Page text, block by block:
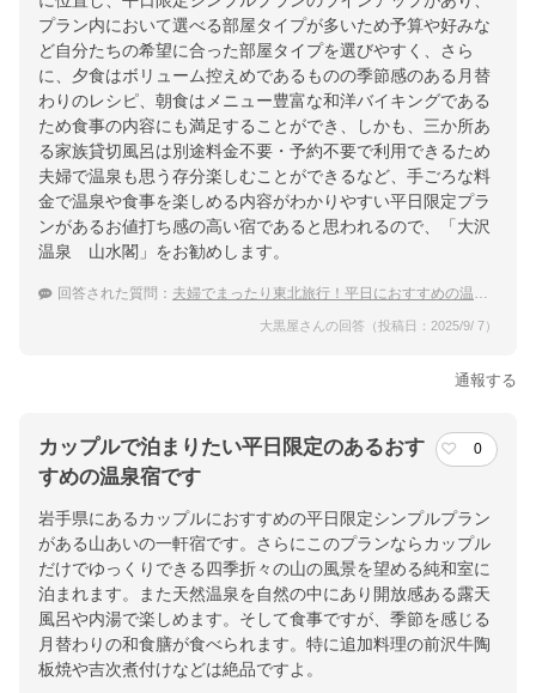
プラン内において選べる部屋タイプが多いため予算や好みな
ど自分たちの希望に合った部屋タイプを選びやすく、さら
に、夕食はボリューム控えめであるものの季節感のある月替
わりのレシピ、朝食はメニュー豊富な和洋バイキングである
ため食事の内容にも満足することができ、しかも、三か所あ
る家族貸切風呂は別途料金不要・予約不要で利用できるため
夫婦で温泉も思う存分楽しむことができるなど、手ごろな料
金で温泉や食事を楽しめる内容がわかりやすい平日限定プラ
ンがあるお値打ち感の高い宿であると思われるので、「大沢
温泉 山水閣」をお勧めします。
回答された質問： 夫婦でまったり東北旅行！平日におすすめの温泉宿
大黒屋さんの回答（投稿日：2025/9/ 7）
通報する
カップルで泊まりたい平日限定のあるおす
すめの温泉宿です
0
岩手県にあるカップルにおすすめの平日限定シンプルプラン
がある山あいの一軒宿です。さらにこのプランならカップル
だけでゆっくりできる四季折々の山の風景を望める純和室に
泊まれます。また天然温泉を自然の中にあり開放感ある露天
風呂や内湯で楽しめます。そして食事ですが、季節を感じる
月替わりの和食膳が食べられます。特に追加料理の前沢牛陶
板焼や吉次煮付けなどは絶品ですよ。